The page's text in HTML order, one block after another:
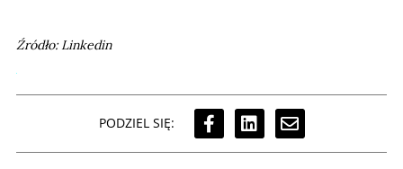
Źródło: Linkedin
PODZIEL SIĘ: